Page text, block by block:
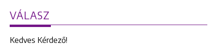
VÁLASZ
Kedves Kérdező!